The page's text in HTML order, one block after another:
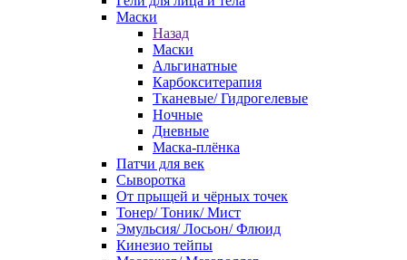
Маски
Назад
Маски
Альгинатные
Карбокситерапия
Тканевые/ Гидрогелевые
Ночные
Дневные
Маска-плёнка
Патчи для век
Сыворотка
От прыщей и чёрных точек
Тонер/ Тоник/ Мист
Эмульсия/ Лосьон/ Флюид
Кинезио тейпы